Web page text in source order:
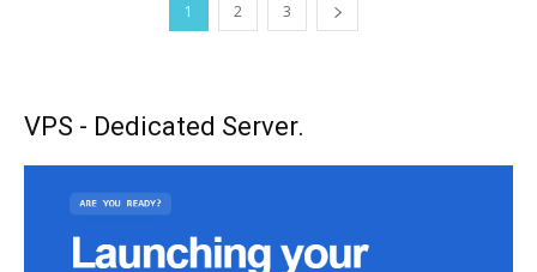
1 2 3
VPS - Dedicated Server.